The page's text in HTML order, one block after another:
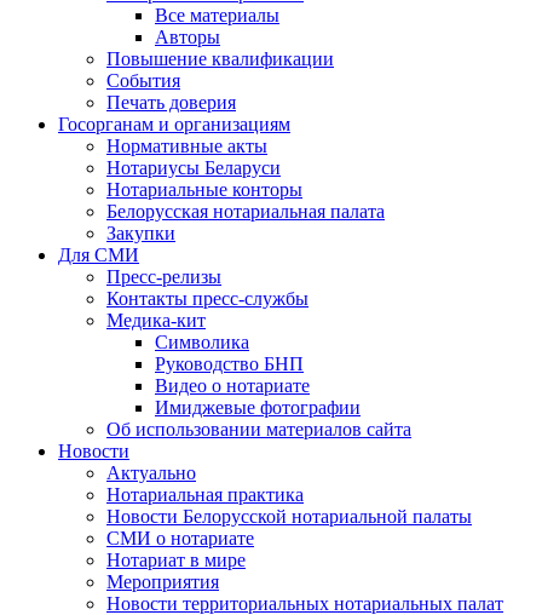
Все материалы
Авторы
Повышение квалификации
События
Печать доверия
Госорганам и организациям
Нормативные акты
Нотариусы Беларуси
Нотариальные конторы
Белорусская нотариальная палата
Закупки
Для СМИ
Пресс-релизы
Контакты пресс-службы
Медика-кит
Символика
Руководство БНП
Видео о нотариате
Имиджевые фотографии
Об использовании материалов сайта
Новости
Актуально
Нотариальная практика
Новости Белорусской нотариальной палаты
СМИ о нотариате
Нотариат в мире
Мероприятия
Новости территориальных нотариальных палат